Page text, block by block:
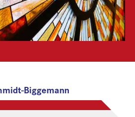
Biggemann